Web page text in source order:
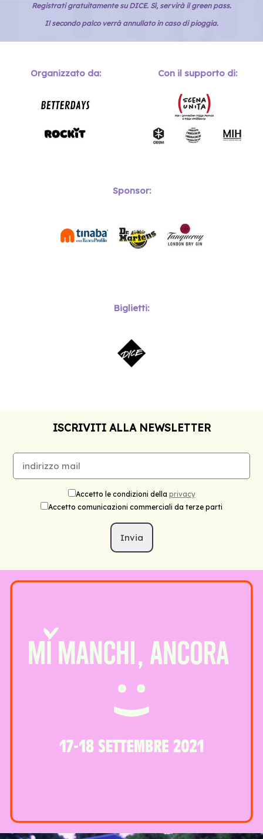
Registrati gratuitamente su DICE. Sì, servirà il green pass.
Il secondo palco verrà annullato in caso di pioggia.
Organizzato da: Con il supporto di:
Sponsor:
Biglietti:
ISCRIVITI ALLA NEWSLETTER
Accetto le condizioni della privacy
Accetto comunicazioni commerciali da terze parti
Invia